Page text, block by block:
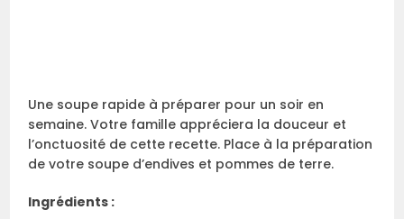
Une soupe rapide à préparer pour un soir en
semaine. Votre famille appréciera la douceur et
l’onctuosité de cette recette. Place à la préparation
de votre soupe d’endives et pommes de terre.
Ingrédients :